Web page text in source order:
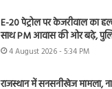
E-20 पेट्रोल पर केजरीवाल का
साथ PM आवास की ओर बढ़े,
4 August 2026 - 5:34 PM
राजस्थान में सनसनीखेज मामला,